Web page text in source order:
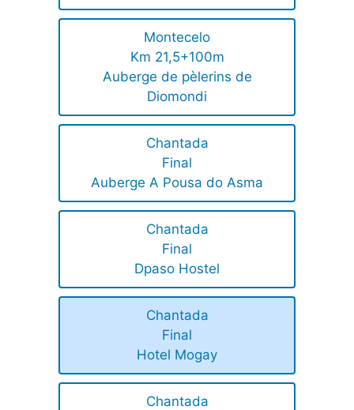
Montecelo
Km 21,5+100m
Auberge de pèlerins de
Diomondi
Chantada
Final
Auberge A Pousa do Asma
Chantada
Final
Dpaso Hostel
Chantada
Final
Hotel Mogay
Chantada